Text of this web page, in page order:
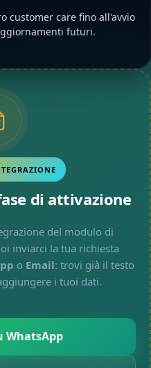
customer care fino all'avvio
futuri.
di attivazione
del modulo di
inviarci la tua richiesta
o Email: trovi già il testo
i tuoi dati.
WhatsApp